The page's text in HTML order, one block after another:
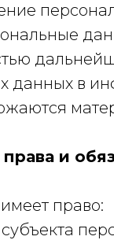
данных в
и
право:
субъекта